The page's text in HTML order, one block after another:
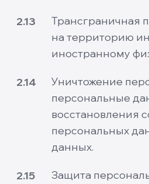
2.13
Трансграничная
на территорию
иностранному
2.14
Уничтожение
персональные
восстановления
персональных
данных.
2.15
Защита